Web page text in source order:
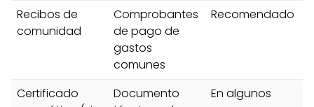
Recibos de
comunidad
Comprobantes
de pago de
gastos
comunes
Recomendado
Certificado
Documento
En algunos